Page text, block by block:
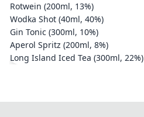
Rotwein (200ml, 13%)
Wodka Shot (40ml, 40%)
Gin Tonic (300ml, 10%)
Aperol Spritz (200ml, 8%)
Long Island Iced Tea (300ml, 22%)